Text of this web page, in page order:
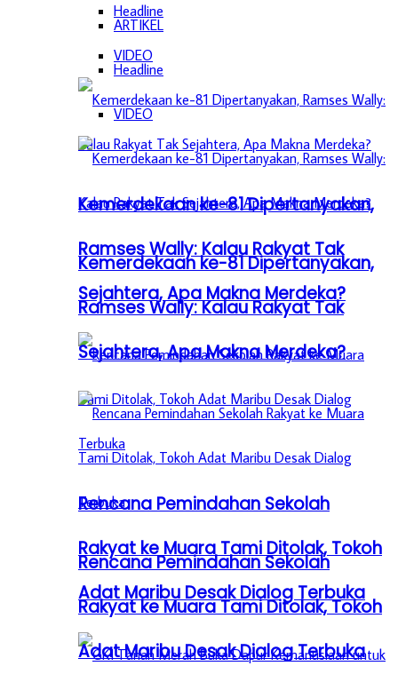
Headline
VIDEO
Kemerdekaan ke-81 Dipertanyakan,
Ramses Wally: Kalau Rakyat Tak
Sejahtera, Apa Makna Merdeka?
Rencana Pemindahan Sekolah
Rakyat ke Muara Tami Ditolak, Tokoh
Adat Maribu Desak Dialog Terbuka
ARTIKEL
Headline
VIDEO
Kemerdekaan ke-81 Dipertanyakan,
Ramses Wally: Kalau Rakyat Tak
Sejahtera, Apa Makna Merdeka?
Rencana Pemindahan Sekolah
Rakyat ke Muara Tami Ditolak, Tokoh
Adat Maribu Desak Dialog Terbuka